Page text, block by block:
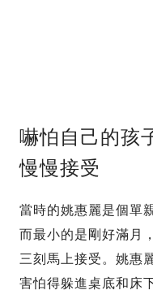
嚇怕自己的孩
慢慢接受
當時的姚惠麗是個單
而最小的是剛好滿月
三刻馬上接受。姚惠
害怕得躲進桌底和床